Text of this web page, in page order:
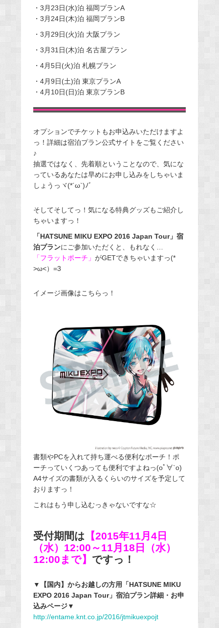
・3月23日(水)泊 福岡プランA
・3月24日(木)泊 福岡プランB
・3月29日(火)泊 大阪プラン
・3月31日(木)泊 名古屋プラン
・4月5日(火)泊 札幌プラン
・4月9日(土)泊 東京プランA
・4月10日(日)泊 東京プランB
オプションでチケットもお申込みいただけますよ
っ！詳細は宿泊プラン公式サイトをご覧ください
♪
抽選ではなく、先着順ということなので、気にな
っているあなたは早めにお申し込みをしちゃいま
しょうっヾ(*´ω`)ﾉﾞ
そしてそしてっ！気になる特典グッズもご紹介し
ちゃいますっ！
「HATSUNE MIKU EXPO 2016 Japan Tour」宿
泊プランにご参加いただくと、もれなく…
「フラットポーチ」 がGETできちゃいますっ(*
>ω<）=3
イメージ画像はこちらっ！
書類やPCを入れて持ち運べる便利なポーチ！ポ
ーチっていくつあっても便利ですよねっ(oﾟ∀`o)
A4サイズの書類が入るくらいのサイズを予定して
おりますっ！
これはもう申し込むっきゃないですな☆
受付期間は 【2015年11月4日
（水）12:00～11月18日（水）
12:00まで】 ですっ！
▼【国内】からお越しの方用「HATSUNE MIKU
EXPO 2016 Japan Tour」宿泊プラン詳細・お申
込みページ▼
http://entame.knt.co.jp/2016/jtmikuexpojt